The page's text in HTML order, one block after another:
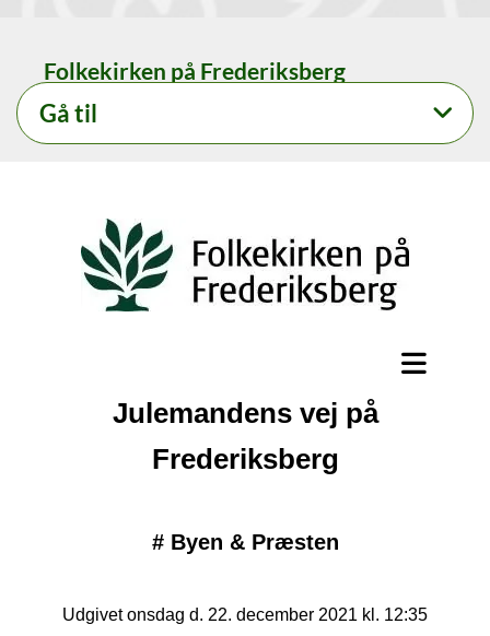
Folkekirken på Frederiksberg
Gå til
Julemandens vej på
Frederiksberg
# Byen & Præsten
Udgivet onsdag d. 22. december 2021 kl. 12:35